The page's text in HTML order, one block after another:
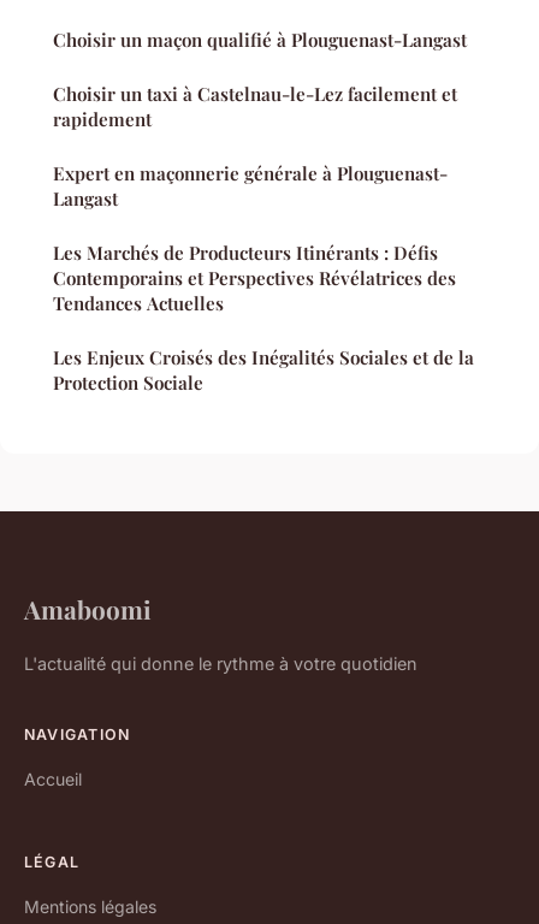
Choisir un maçon qualifié à Plouguenast-Langast
Choisir un taxi à Castelnau-le-Lez facilement et
rapidement
Expert en maçonnerie générale à Plouguenast-
Langast
Les Marchés de Producteurs Itinérants : Défis
Contemporains et Perspectives Révélatrices des
Tendances Actuelles
Les Enjeux Croisés des Inégalités Sociales et de la
Protection Sociale
Amaboomi
L'actualité qui donne le rythme à votre quotidien
NAVIGATION
Accueil
LÉGAL
Mentions légales